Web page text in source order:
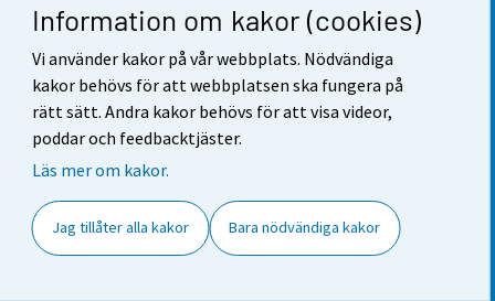
Information om kakor (cookies)
Vi använder kakor på vår webbplats. Nödvändiga
kakor behövs för att webbplatsen ska fungera på
rätt sätt. Andra kakor behövs för att visa videor,
poddar och feedbacktjäster.
Läs mer om kakor.
Jag tillåter alla kakor Bara nödvändiga kakor
Respons
Användarvillkor
Dataskydd
Tillgänglighet
Cookie-inställningar